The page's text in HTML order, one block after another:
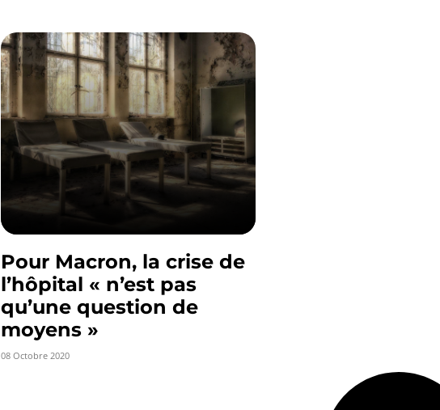
Pour Macron, la crise de
l’hôpital « n’est pas
qu’une question de
moyens »
08 Octobre 2020